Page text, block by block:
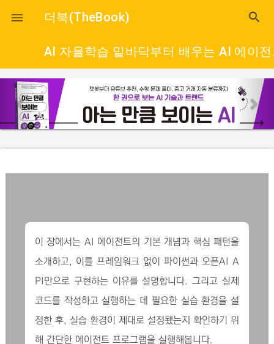
close
 더북(TheBook) search
AI 자율학습 밑바닥부터 배우는 AI 에이
p
r
e
o
e
x
이 장에서는 AI 에이전트의 기본 개념과 핵심 패턴을
소개하고, 이를 프레임워크 없이 파이썬과 오픈AI A
PI만으로 구현하는 이유를 설명합니다. 그리고 실제
코드를 작성하고 실행하는 데 필요한 실습 환경을 설
정한 후, 실습 환경이 제대로 설정됐는지 확인하기 위
해 간단한 에이전트 프로그램을 실행해봅니다.